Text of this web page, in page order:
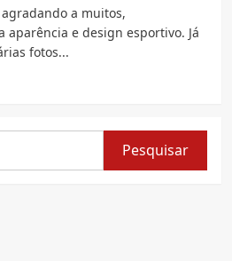
a muitos,
e design esportivo. Já
fotos...